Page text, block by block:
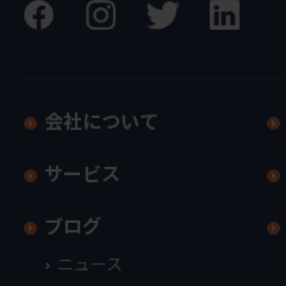
会社について
サービス
ブログ
ニュース